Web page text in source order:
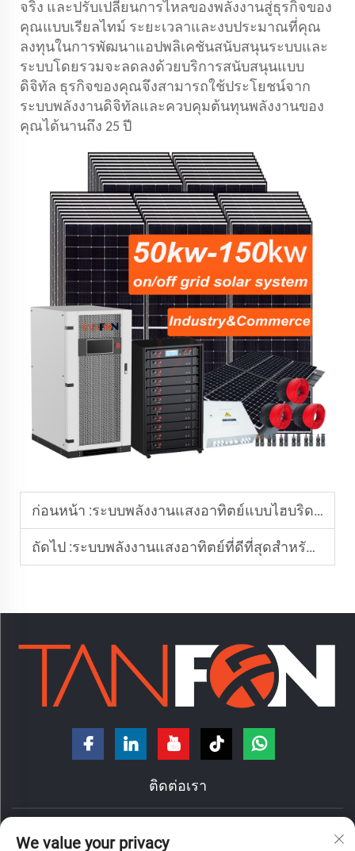
จริง และปรับเปลี่ยนการไหลของพลังงานสู่ธุรกิจของ
คุณแบบเรียลไทม์ ระยะเวลาและงบประมาณที่คุณ
ลงทุนในการพัฒนาแอปพลิเคชันสนับสนุนระบบและ
ระบบโดยรวมจะลดลงด้วยบริการสนับสนุนแบบ
ดิจิทัล ธุรกิจของคุณจึงสามารถใช้ประโยชน์จาก
ระบบพลังงานดิจิทัลและควบคุมต้นทุนพลังงานของ
คุณได้นานถึง 25 ปี
ก่อนหน้า :ระบบพลังงานแสงอาทิตย์แบบไฮบริดสามารถแทนเครื่องกำเนิดไฟฟ้าดีเซลได้หรือไม่
ถัดไป :ระบบพลังงานแสงอาทิตย์ที่ดีที่สุดสำหรับโรงแรมในแอฟริกาคืออะไร
ติดต่อเรา
ถนนหงเต๋ เลขที่ 7 ตำบลหนานจ้วง แขวงฉานเฉิง เมืองฝอซาน
We value your privacy